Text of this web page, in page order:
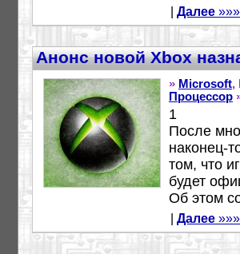
Далее »»»
Анонс новой Xbox
» Microsoft,
Процессор
1
После
наконец-
том, что
будет
Об этом
Далее »»»